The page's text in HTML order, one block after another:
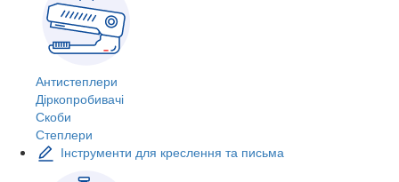
Антистеплери
Діркопробивачі
Скоби
Степлери
Інструменти для креслення та письма